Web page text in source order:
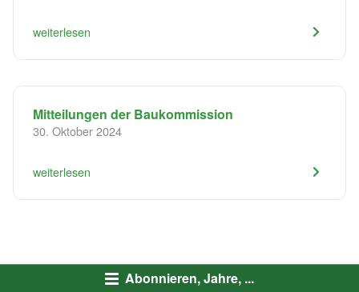
Abonnieren, Jahre, ...
weiterlesen
Mitteilungen der Baukommission
30. Oktober 2024
weiterlesen